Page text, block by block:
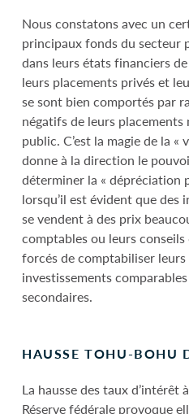
Nous constatons avec un
principaux fonds du secteur
dans leurs états financiers
leurs placements privés et
se sont bien comportés par
négatifs de leurs
public. C’est la magie de la
donne à la direction le
déterminer la « dépréciation
lorsqu’il est évident que des
se vendent à des prix
comptables ou leurs
forcés de comptabiliser
investissements
secondaires.
HAUSSE TOHU-BOHU
La hausse des taux
Réserve fédérale provoque